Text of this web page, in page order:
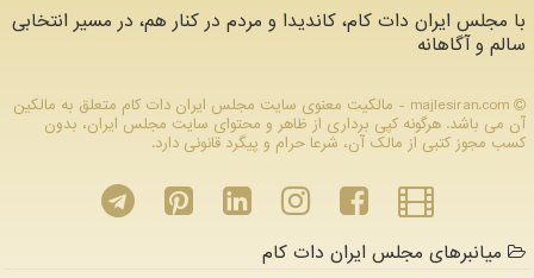
با مجلس ایران دات کام، کاندیدا و مردم در کنار هم، در مسیر انتخابی
سالم و آگاهانه
majlesiran.com - مالکیت معنوی سایت مجلس ایران دات كام متعلق به مالکین
آن می باشد. هرگونه کپی برداری از ظاهر و محتوای سایت مجلس ایران، بدون
کسب مجوز کتبی از مالک آن، شرعا حرام و پیگرد قانونی دارد.
میانبرهای مجلس ایران دات کام